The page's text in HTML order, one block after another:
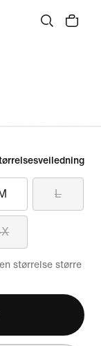
L
størrelse større